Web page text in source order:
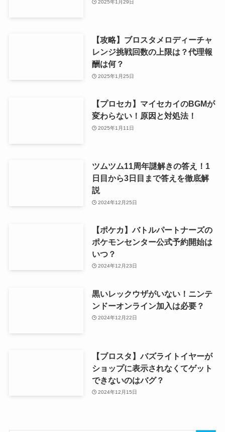
2025年1月29日
【攻略】ブロスタメロディーチャ
レンジ挑戦回数の上限は？代理報
酬は何？
2025年1月25日
【プロセカ】マイセカイのBGMが
変わらない！原因と対処法！
2025年1月11日
ツムツム11周年謎解きの答え！1
日目から3日目まで答えを徹底解
説
2024年12月25日
【ポケカ】バトルパートナーズの
ポケモンセンター公式予約開始は
いつ？
2024年12月23日
黒いレックウザがいない！ニンテ
ンドーオンライン加入は必要？
2024年12月22日
【ブロスタ】バズライトイヤーが
ショップに表示されなくてゲット
できないのはバグ？
2024年12月15日